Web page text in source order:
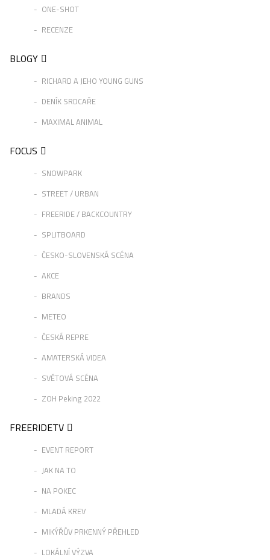
ONE-SHOT
RECENZE
BLOGY
RICHARD A JEHO YOUNG GUNS
DENÍK SRDCAŘE
MAXIMAL ANIMAL
FOCUS
SNOWPARK
STREET / URBAN
FREERIDE / BACKCOUNTRY
SPLITBOARD
ČESKO-SLOVENSKÁ SCÉNA
AKCE
BRANDS
METEO
ČESKÁ REPRE
AMATERSKÁ VIDEA
SVĚTOVÁ SCÉNA
ZOH Peking 2022
FREERIDETV
EVENT REPORT
JAK NA TO
NA POKEC
MLADÁ KREV
MIKÝŘŮV PRKENNÝ PŘEHLED
LOKÁLNÍ VÝZVA